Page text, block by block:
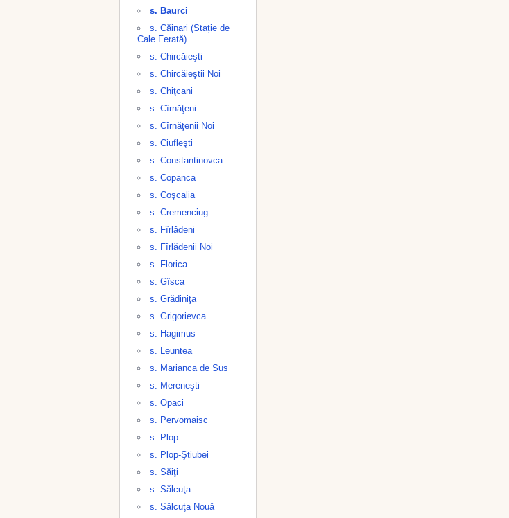
s. Baurci
s. Căinari (Stație de
Cale Ferată)
s. Chircăieşti
s. Chircăieştii Noi
s. Chiţcani
s. Cîrnăţeni
s. Cîrnăţenii Noi
s. Ciufleşti
s. Constantinovca
s. Copanca
s. Coşcalia
s. Cremenciug
s. Fîrlădeni
s. Fîrlădenii Noi
s. Florica
s. Gîsca
s. Grădiniţa
s. Grigorievca
s. Hagimus
s. Leuntea
s. Marianca de Sus
s. Mereneşti
s. Opaci
s. Pervomaisc
s. Plop
s. Plop-Ştiubei
s. Săiţi
s. Sălcuţa
s. Sălcuţa Nouă